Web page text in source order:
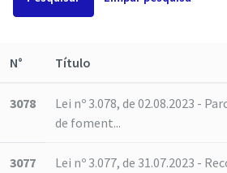
N° Título
3078
Lei nº 3.078, de 02.08.2023 -
de foment...
3077
Lei nº 3.077, de 31.07.2023 -